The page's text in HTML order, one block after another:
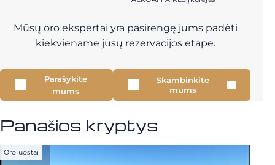
Mūsų oro ekspertai yra pasirengę jums padėti
kiekviename jūsų rezervacijos etape.
Parašykite
mums
Skambinkite
mums
Panašios kryptys
Oro uostai